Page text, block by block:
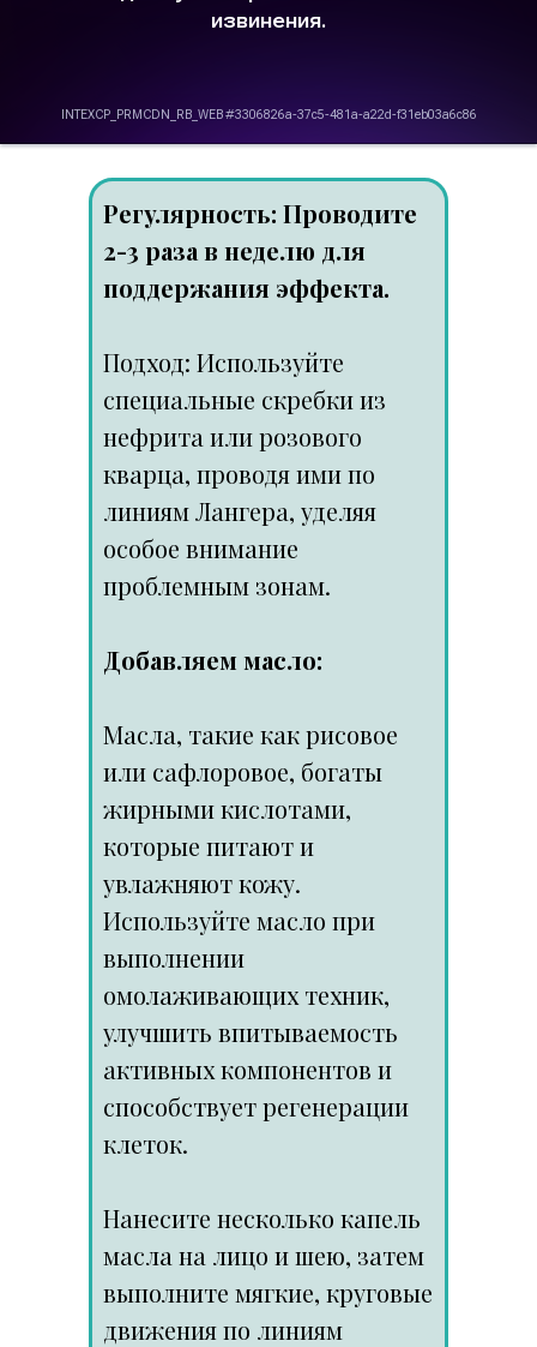
Регулярность: Проводите
2-3 раза в неделю для
поддержания эффекта.
Подход: Используйте
специальные скребки из
нефрита или розового
кварца, проводя ими по
линиям Лангера, уделяя
особое внимание
проблемным зонам.
Добавляем масло:
Масла, такие как рисовое
или сафлоровое, богаты
жирными кислотами,
которые питают и
увлажняют кожу.
Используйте масло при
выполнении
омолаживающих техник,
улучшить впитываемость
активных компонентов и
способствует регенерации
клеток.
Нанесите несколько капель
масла на лицо и шею, затем
выполните мягкие, круговые
движения по линиям